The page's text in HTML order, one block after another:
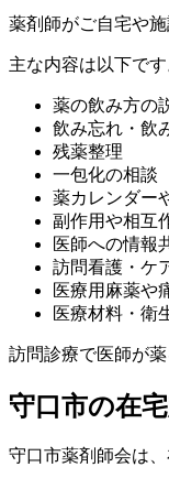
薬剤師がご自宅や
主な内容は以下です
薬の飲み方の
飲み忘れ・飲
残薬整理
一包化の相談
薬カレンダー
副作用や相互
医師への情報
訪問看護・ケ
医療用麻薬や
医療材料・衛
訪問診療で医師が
守口市の在
守口市薬剤師会は